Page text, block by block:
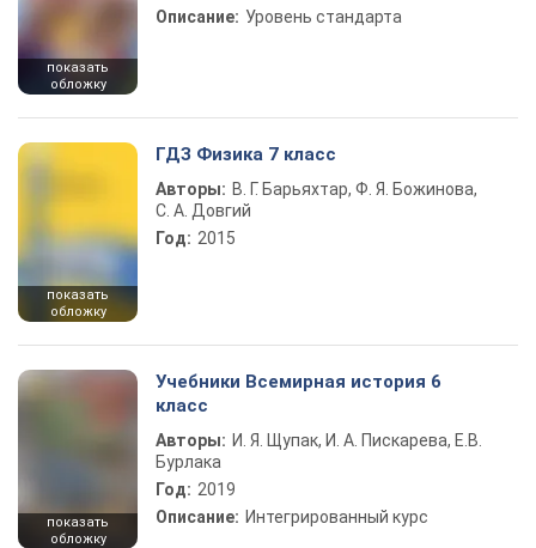
показать
обложку
Описание: Уровень стандарта
показать
обложку
ГДЗ Физика 7 класс
Авторы: В. Г. Барьяхтар, Ф. Я. Божинова,
С. А. Довгий
Год: 2015
показать
обложку
Учебники Всемирная история 6
класс
Авторы: И. Я. Щупак, И. А. Пискарева, Е.В.
Бурлака
Год: 2019
Описание: Интегрированный курс